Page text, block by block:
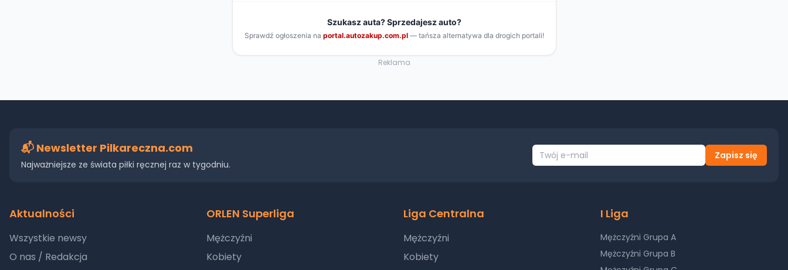
Reklama
📬 Newsletter Pilkareczna.com
Najważniejsze ze świata piłki ręcznej raz w tygodniu.
Zapisz się
Aktualności
Wszystkie newsy
O nas / Redakcja
ORLEN Superliga
Mężczyźni
Kobiety
Liga Centralna
Mężczyźni
Kobiety
I Liga
Mężczyźni Grupa A
Mężczyźni Grupa B